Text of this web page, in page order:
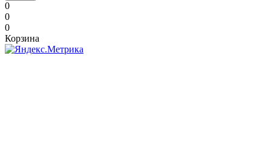
0
0
0
Корзина